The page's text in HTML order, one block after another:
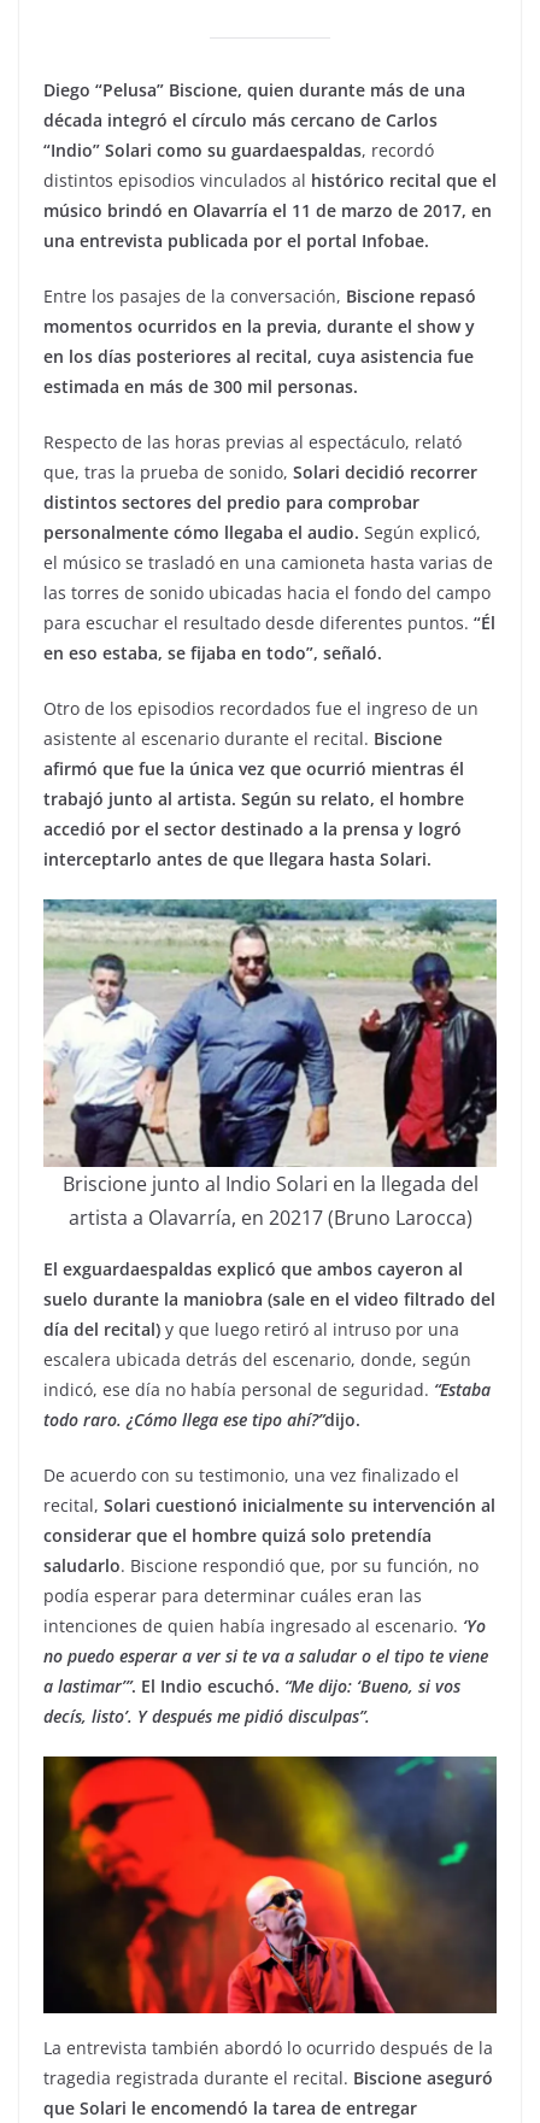
Diego “Pelusa” Biscione, quien durante más de una
década integró el círculo más cercano de Carlos
“Indio” Solari como su guardaespaldas, recordó
distintos episodios vinculados al histórico recital que el
músico brindó en Olavarría el 11 de marzo de 2017, en
una entrevista publicada por el portal Infobae.
Entre los pasajes de la conversación, Biscione repasó
momentos ocurridos en la previa, durante el show y
en los días posteriores al recital, cuya asistencia fue
estimada en más de 300 mil personas.
Respecto de las horas previas al espectáculo, relató
que, tras la prueba de sonido, Solari decidió recorrer
distintos sectores del predio para comprobar
personalmente cómo llegaba el audio. Según explicó,
el músico se trasladó en una camioneta hasta varias de
las torres de sonido ubicadas hacia el fondo del campo
para escuchar el resultado desde diferentes puntos. “Él
en eso estaba, se fijaba en todo”, señaló.
Otro de los episodios recordados fue el ingreso de un
asistente al escenario durante el recital. Biscione
afirmó que fue la única vez que ocurrió mientras él
trabajó junto al artista. Según su relato, el hombre
accedió por el sector destinado a la prensa y logró
interceptarlo antes de que llegara hasta Solari.
Briscione junto al Indio Solari en la llegada del
artista a Olavarría, en 20217 (Bruno Larocca)
El exguardaespaldas explicó que ambos cayeron al
suelo durante la maniobra (sale en el video filtrado del
día del recital) y que luego retiró al intruso por una
escalera ubicada detrás del escenario, donde, según
indicó, ese día no había personal de seguridad. “Estaba
todo raro. ¿Cómo llega ese tipo ahí?”dijo.
De acuerdo con su testimonio, una vez finalizado el
recital, Solari cuestionó inicialmente su intervención al
considerar que el hombre quizá solo pretendía
saludarlo. Biscione respondió que, por su función, no
podía esperar para determinar cuáles eran las
intenciones de quien había ingresado al escenario. ‘Yo
no puedo esperar a ver si te va a saludar o el tipo te viene
a lastimar’”. El Indio escuchó. “Me dijo: ‘Bueno, si vos
decís, listo’. Y después me pidió disculpas”.
La entrevista también abordó lo ocurrido después de la
tragedia registrada durante el recital. Biscione aseguró
que Solari le encomendó la tarea de entregar